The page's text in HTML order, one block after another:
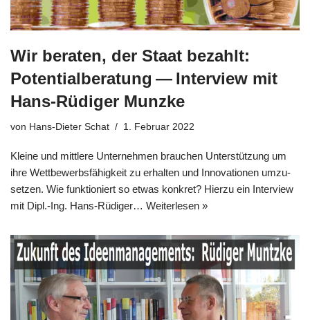
Wir beraten, der Staat bezahlt:
Potentialberatung — Interview mit
Hans-Rüdiger Munzke
von Hans-Dieter Schat 1. Februar 2022
Klei­ne und mitt­le­re Unter­neh­men brau­chen Unter­stüt­zung um
ihre Wett­be­werbs­fä­hig­keit zu erhal­ten und Inno­va­tio­nen umzu­
set­zen. Wie funk­tio­niert so etwas kon­kret? Hier­zu ein Inter­view
mit Dipl.-Ing. Hans-Rüdi­­ger… Wei­ter­le­sen »